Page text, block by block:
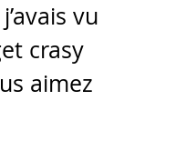
vu
crasy
aimez